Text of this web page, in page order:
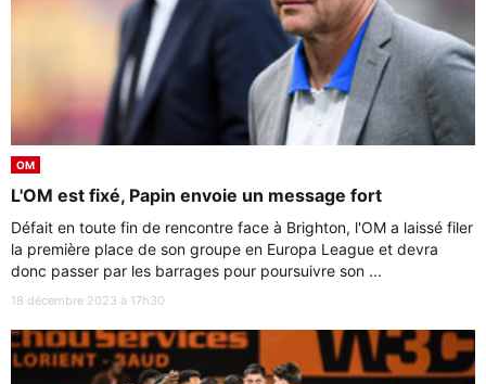
OM
L'OM est fixé, Papin envoie un message fort
Défait en toute fin de rencontre face à Brighton, l'OM a laissé filer
la première place de son groupe en Europa League et devra
donc passer par les barrages pour poursuivre son ...
18 décembre 2023 à 17h30